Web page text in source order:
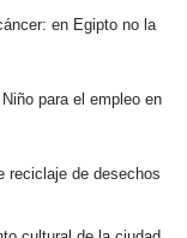
en Egipto no la
para el empleo en
reciclaje de desechos